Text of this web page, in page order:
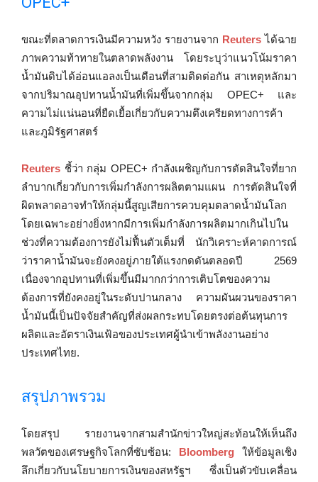
ขณะที่ตลาดการเงินมีความหวัง รายงานจาก Reuters ได้ฉาย
ภาพความท้าทายในตลาดพลังงาน โดยระบุว่าแนวโน้มราคา
น้ำมันดิบได้อ่อนแอลงเป็นเดือนที่สามติดต่อกัน สาเหตุหลักมา
จากปริมาณอุปทานน้ำมันที่เพิ่มขึ้นจากกลุ่ม OPEC+ และ
ความไม่แน่นอนที่ยืดเยื้อเกี่ยวกับความตึงเครียดทางการค้า
และภูมิรัฐศาสตร์
Reuters ชี้ว่า กลุ่ม OPEC+ กำลังเผชิญกับการตัดสินใจที่ยาก
ลำบากเกี่ยวกับการเพิ่มกำลังการผลิตตามแผน การตัดสินใจที่
ผิดพลาดอาจทำให้กลุ่มนี้สูญเสียการควบคุมตลาดน้ำมันโลก
โดยเฉพาะอย่างยิ่งหากมีการเพิ่มกำลังการผลิตมากเกินไปใน
ช่วงที่ความต้องการยังไม่ฟื้นตัวเต็มที่ นักวิเคราะห์คาดการณ์
ว่าราคาน้ำมันจะยังคงอยู่ภายใต้แรงกดดันตลอดปี 2569
เนื่องจากอุปทานที่เพิ่มขึ้นมีมากกว่าการเติบโตของความ
ต้องการที่ยังคงอยู่ในระดับปานกลาง ความผันผวนของราคา
น้ำมันนี้เป็นปัจจัยสำคัญที่ส่งผลกระทบโดยตรงต่อต้นทุนการ
ผลิตและอัตราเงินเฟ้อของประเทศผู้นำเข้าพลังงานอย่าง
ประเทศไทย.
สรุปภาพรวม
โดยสรุป รายงานจากสามสำนักข่าวใหญ่สะท้อนให้เห็นถึง
พลวัตของเศรษฐกิจโลกที่ซับซ้อน: Bloomberg ให้ข้อมูลเชิง
ลึกเกี่ยวกับนโยบายการเงินของสหรัฐฯ ซึ่งเป็นตัวขับเคลื่อน